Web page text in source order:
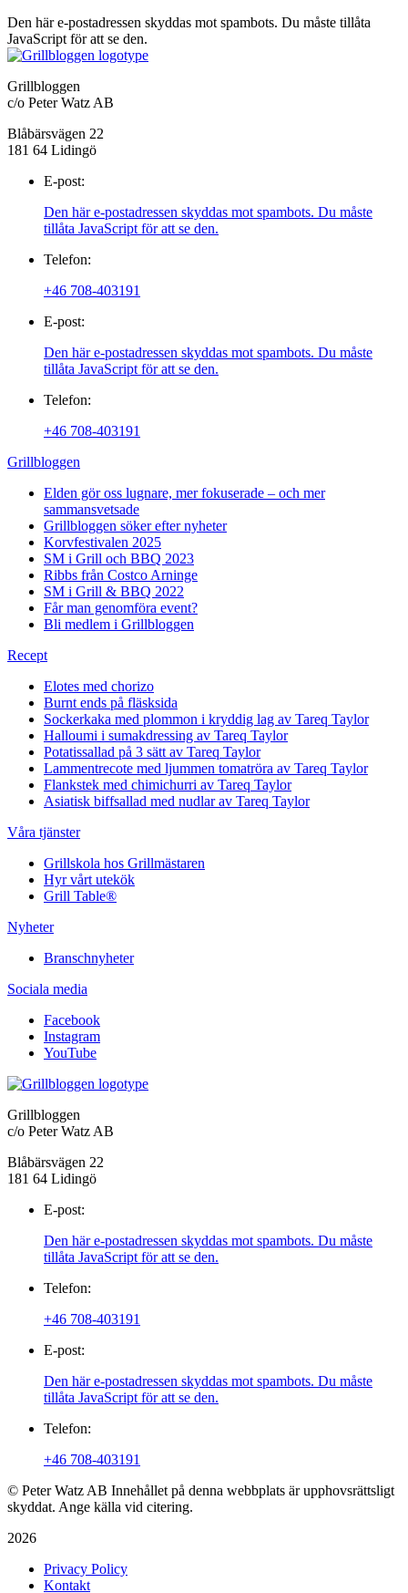
Den här e-postadressen skyddas mot spambots. Du måste tillåta
JavaScript för att se den.
Grillbloggen
c/o Peter Watz AB
Blåbärsvägen 22
181 64 Lidingö
E-post:
Den här e-postadressen skyddas mot spambots. Du måste
tillåta JavaScript för att se den.
Telefon:
+46 708-403191
E-post:
Den här e-postadressen skyddas mot spambots. Du måste
tillåta JavaScript för att se den.
Telefon:
+46 708-403191
Grillbloggen
Elden gör oss lugnare, mer fokuserade – och mer
sammansvetsade
Grillbloggen söker efter nyheter
Korvfestivalen 2025
SM i Grill och BBQ 2023
Ribbs från Costco Arninge
SM i Grill & BBQ 2022
Får man genomföra event?
Bli medlem i Grillbloggen
Recept
Elotes med chorizo
Burnt ends på fläsksida
Sockerkaka med plommon i kryddig lag av Tareq Taylor
Halloumi i sumakdressing av Tareq Taylor
Potatissallad på 3 sätt av Tareq Taylor
Lammentrecote med ljummen tomatröra av Tareq Taylor
Flankstek med chimichurri av Tareq Taylor
Asiatisk biffsallad med nudlar av Tareq Taylor
Våra tjänster
Grillskola hos Grillmästaren
Hyr vårt utekök
Grill Table®
Nyheter
Branschnyheter
Sociala media
Facebook
Instagram
YouTube
Grillbloggen
c/o Peter Watz AB
Blåbärsvägen 22
181 64 Lidingö
E-post:
Den här e-postadressen skyddas mot spambots. Du måste
tillåta JavaScript för att se den.
Telefon:
+46 708-403191
E-post:
Den här e-postadressen skyddas mot spambots. Du måste
tillåta JavaScript för att se den.
Telefon:
+46 708-403191
© Peter Watz AB Innehållet på denna webbplats är upphovsrättsligt
skyddat. Ange källa vid citering.
2026
Privacy Policy
Kontakt